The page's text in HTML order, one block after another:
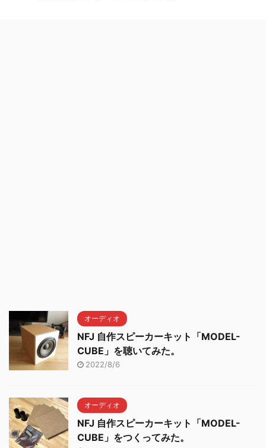
オーディオ
NFJ 自作スピーカーキット「MODEL-
CUBE」を聴いてみた。
2022/8/6
オーディオ
NFJ 自作スピーカーキット「MODEL-
CUBE」をつくってみた。